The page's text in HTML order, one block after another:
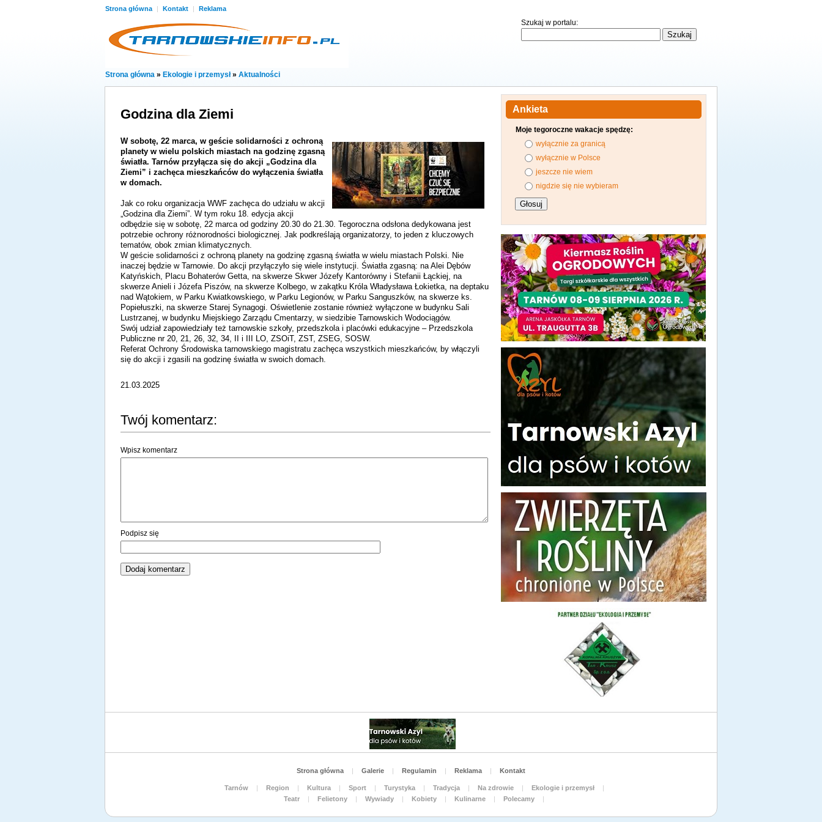
Strona główna | Kontakt | Reklama
Szukaj w portalu:
Strona główna » Ekologie i przemysł» Aktualności
Godzina dla Ziemi
W sobotę, 22 marca, w geście solidarności z ochroną
planety w wielu polskich miastach na godzinę zgasną
światła. Tarnów przyłącza się do akcji „Godzina dla
Ziemi” i zachęca mieszkańców do wyłączenia światła
w domach.
Jak co roku organizacja WWF zachęca do udziału w akcji
„Godzina dla Ziemi”. W tym roku 18. edycja akcji
odbędzie się w sobotę, 22 marca od godziny 20.30 do 21.30. Tegoroczna odsłona dedykowana jest
potrzebie ochrony różnorodności biologicznej. Jak podkreślają organizatorzy, to jeden z kluczowych
tematów, obok zmian klimatycznych.
W geście solidarności z ochroną planety na godzinę zgasną światła w wielu miastach Polski. Nie
inaczej będzie w Tarnowie. Do akcji przyłączyło się wiele instytucji. Światła zgasną: na Alei Dębów
Katyńskich, Placu Bohaterów Getta, na skwerze Skwer Józefy Kantorówny i Stefanii Łąckiej, na
skwerze Anieli i Józefa Piszów, na skwerze Kolbego, w zakątku Króla Władysława Łokietka, na deptaku
nad Wątokiem, w Parku Kwiatkowskiego, w Parku Legionów, w Parku Sanguszków, na skwerze ks.
Popiełuszki, na skwerze Starej Synagogi. Oświetlenie zostanie również wyłączone w budynku Sali
Lustrzanej, w budynku Miejskiego Zarządu Cmentarzy, w siedzibie Tarnowskich Wodociągów.
Swój udział zapowiedziały też tarnowskie szkoły, przedszkola i placówki edukacyjne – Przedszkola
Publiczne nr 20, 21, 26, 32, 34, II i III LO, ZSOiT, ZST, ZSEG, SOSW.
Referat Ochrony Środowiska tarnowskiego magistratu zachęca wszystkich mieszkańców, by włączyli
się do akcji i zgasili na godzinę światła w swoich domach.
21.03.2025
Twój komentarz:
Wpisz komentarz
Podpisz się
Ankieta
Moje tegoroczne wakacje spędzę:
wyłącznie za granicą
wyłącznie w Polsce
jeszcze nie wiem
nigdzie się nie wybieram
Strona główna | Galerie | Regulamin | Reklama | Kontakt
Tarnów | Region | Kultura | Sport | Turystyka | Tradycja | Na zdrowie | Ekologie i przemysł
|
Teatr
| Felietony | Wywiady | Kobiety | Kulinarne | Polecamy |